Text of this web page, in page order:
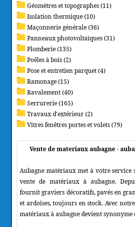
Géomètres et topographes (11)
Isolation thermique (10)
Maçonnerie générale (36)
Panneaux photovoltaïques (31)
Plomberie (135)
Poêles à bois (2)
Pose et entretien parquet (4)
Ramonage (15)
Ravalement (40)
Serrurerie (165)
Travaux d'extérieur (2)
Vitres fenêtres portes et volets (79)
Vente de materiaux aubagne -
Aubagne matériaux met à votre
vente de matériaux à aubagne.
fournit graviers décoratifs, pavés en
et ardoises, toujours en stock. Avec
matériaux à aubagne devient